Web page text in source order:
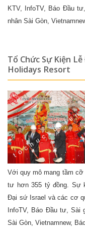
KTV, InfoTV, Báo Đầu
nhân Sài Gòn,
Tổ Chức Sự Kiện
Holidays Resort
Với quy mô mang tầm
tư hơn 355 tỷ đồng. Sự
Đại sứ Israel và các cơ
InfoTV, Báo Đầu tư, Sài
Sài Gòn, Vietnamnew,